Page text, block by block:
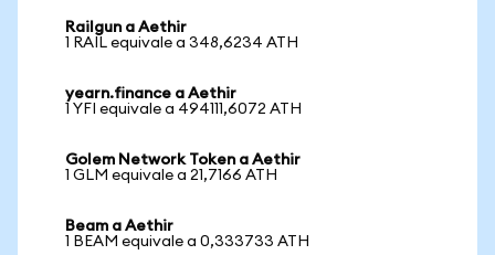
Railgun a Aethir
1 RAIL equivale a 348,6234 ATH
yearn.finance a Aethir
1 YFI equivale a 494111,6072 ATH
Golem Network Token a Aethir
1 GLM equivale a 21,7166 ATH
Beam a Aethir
1 BEAM equivale a 0,333733 ATH